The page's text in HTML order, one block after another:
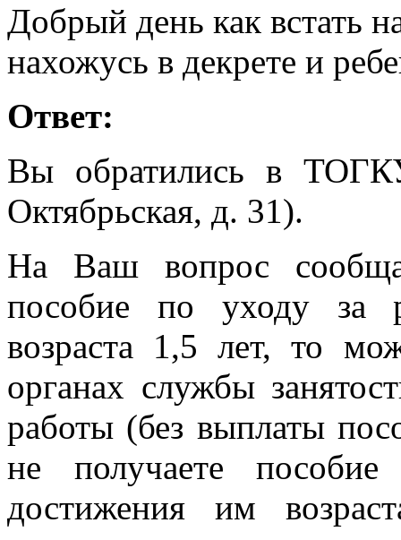
Добрый день как встать
нахожусь в декрете и
Ответ:
Вы обратились в
Октябрьская, д. 31).
На Ваш вопрос
пособие по уходу за
возраста 1,5 лет, то
органах службы
работы (без выплаты
не получаете
достижения им